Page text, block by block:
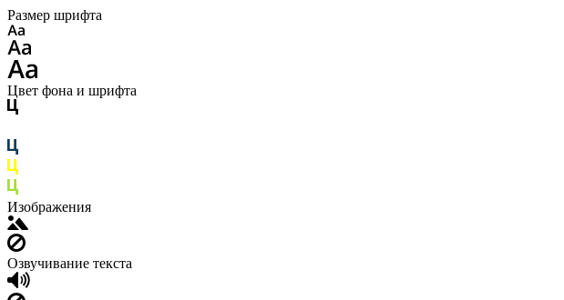
Размер шрифта
Цвет фона и шрифта
Изображения
Озвучивание текста